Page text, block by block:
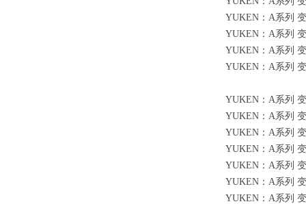
YUKEN：A系列
YUKEN：A系列
YUKEN：A系列
YUKEN：A系列
YUKEN：A系列
YUKEN：A系列
YUKEN：A系列
YUKEN：A系列
YUKEN：A系列
YUKEN：A系列
YUKEN：A系列